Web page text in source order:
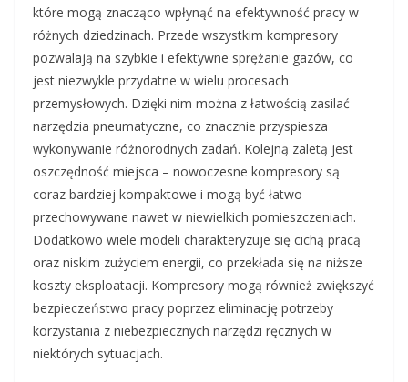
które mogą znacząco wpłynąć na efektywność pracy w
różnych dziedzinach. Przede wszystkim kompresory
pozwalają na szybkie i efektywne sprężanie gazów, co
jest niezwykle przydatne w wielu procesach
przemysłowych. Dzięki nim można z łatwością zasilać
narzędzia pneumatyczne, co znacznie przyspiesza
wykonywanie różnorodnych zadań. Kolejną zaletą jest
oszczędność miejsca – nowoczesne kompresory są
coraz bardziej kompaktowe i mogą być łatwo
przechowywane nawet w niewielkich pomieszczeniach.
Dodatkowo wiele modeli charakteryzuje się cichą pracą
oraz niskim zużyciem energii, co przekłada się na niższe
koszty eksploatacji. Kompresory mogą również zwiększyć
bezpieczeństwo pracy poprzez eliminację potrzeby
korzystania z niebezpiecznych narzędzi ręcznych w
niektórych sytuacjach.